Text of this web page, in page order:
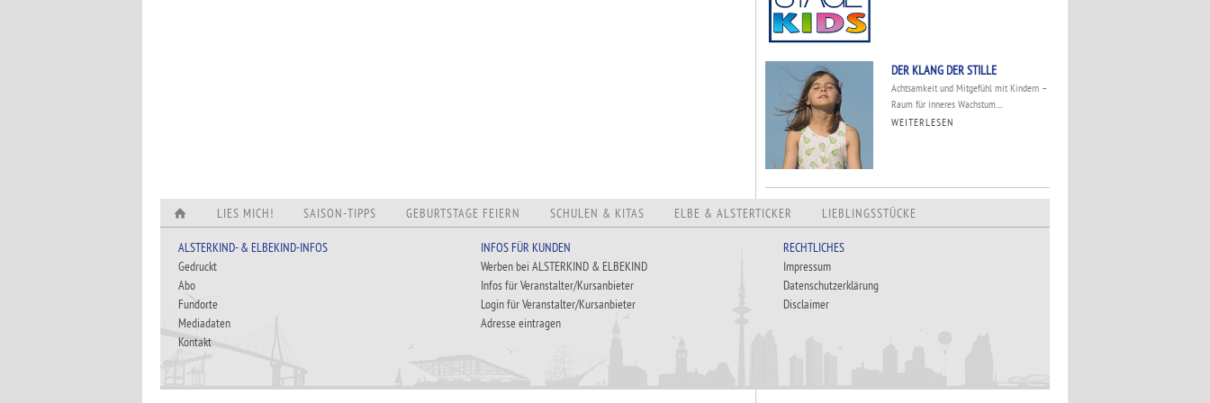
DER KLANG DER STILLE
Achtsamkeit und Mitgefühl mit Kindern –
Raum für inneres Wachstum....
WEITERLESEN
LIES MICH! SAISON-TIPPS GEBURTSTAGE FEIERN SCHULEN & KITAS ELBE & ALSTERTICKER LIEBLINGSSTÜCKE
ALSTERKIND- & ELBEKIND-INFOS
Gedruckt
Abo
Fundorte
Mediadaten
Kontakt
INFOS FÜR KUNDEN
Werben bei ALSTERKIND & ELBEKIND
Infos für Veranstalter/Kursanbieter
Login für Veranstalter/Kursanbieter
Adresse eintragen
RECHTLICHES
Impressum
Datenschutzerklärung
Disclaimer